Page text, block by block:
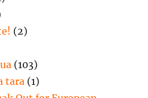
(2)
(103)
tara (1)